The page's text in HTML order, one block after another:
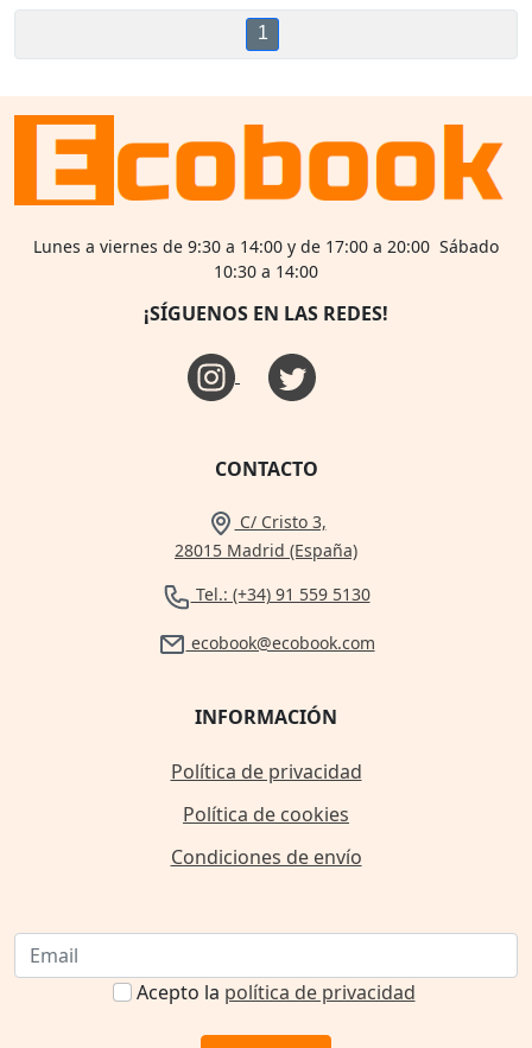
1
Lunes a viernes de 9:30 a 14:00 y de 17:00 a 20:00 Sábado
10:30 a 14:00
¡SÍGUENOS EN LAS REDES!
CONTACTO
C/ Cristo 3,
28015 Madrid (España)
Tel.: (+34) 91 559 5130
ecobook@ecobook.com
INFORMACIÓN
Política de privacidad
Política de cookies
Condiciones de envío
Acepto la política de privacidad